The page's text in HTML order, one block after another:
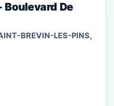
Boulevard De
BREVIN-LES-PINS,